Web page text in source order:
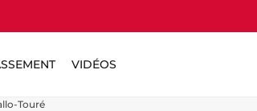
VIDÉOS
Touré